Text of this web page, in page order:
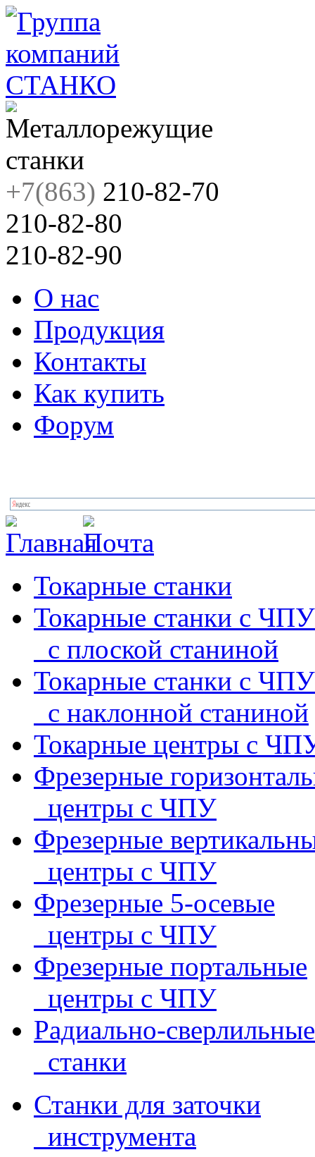
+7(863) 210-82-70
210-82-80
210-82-90
О нас
Продукция
Контакты
Как купить
Форум
Токарные станки
Токарные станки с ЧПУ
с плоской станиной
Токарные станки с ЧПУ
с наклонной станиной
Токарные центры с
Фрезерные
центры с ЧПУ
Фрезерные
центры с ЧПУ
Фрезерные 5-осевые
центры с ЧПУ
Фрезерные портальные
центры с ЧПУ
Радиально-сверлильные
станки
Станки для заточки
инструмента